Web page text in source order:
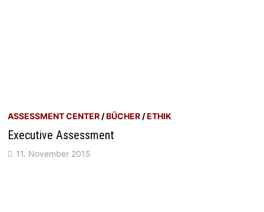
ASSESSMENT CENTER /BÜCHER /ETHIK
Executive Assessment
11. November 2015